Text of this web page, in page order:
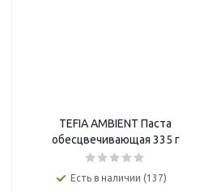
TEFIA AMBIENT Паста
обесцвечивающая 335 г
Есть в наличии (137)